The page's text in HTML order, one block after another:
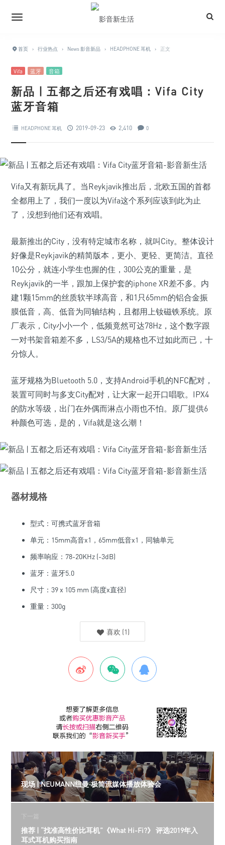
首页 › 行业热点 › News 影音新品 › HEADPHONE 耳机 › 正文
Vifa 蓝牙 音箱
新品 | 五都之后还有戏唱：Vifa City
蓝牙音箱
HEADPHONE 耳机 2019-09-23 2,410 0
Vifa又有新玩具了。当Reykjavik推出后，北欧五国的首都
全都用上了，我们一度以为Vifa这个系列应该到此为止
了，没想到他们还有戏唱。
最新推出的City，没有特定城市名称，就叫City。整体设计
好像是Reykjavik的精简版本，更小、更轻、更简洁。直径
10公分，就连小学生也握的住，300公克的重量，是
Reykjavik的一半，跟加上保护套的iphone XR差不多。内
建1颗15mm的丝质软半球高音，和1只65mm的铝合金振
膜低音，高、低音为同轴结构，且都用上钕磁铁系统。原
厂表示，City小小一个，低频竟然可达78Hz，这个数字跟
一对书架音箱差不多，LS3/5A的规格也不过如此而已，十
分惊人。
蓝牙规格为Bluetooth 5.0，支持Android手机的NFC配对，
装置可同时与多支City配对，让大家一起开口唱歌。IPX4
的防水等级，出门在外偶而淋点小雨也不怕。原厂提供6
种颜色可选，是的，Vifa就是这么潮！
器材规格
型式：可携式蓝牙音箱
单元：15mm高音x1，65mm低音x1，同轴单元
频率响应：78-20KHz (-3dB)
蓝牙：蓝牙5.0
尺寸：39 x 105 mm (高度x直径)
重量：300g
喜欢 (1)
上一篇
现场 | NEUMANN纽曼·极简流媒体播放体验会
下一篇
推荐 | “找准高性价比耳机”《What Hi-Fi?》 评选2019年入
耳式耳机购买指南